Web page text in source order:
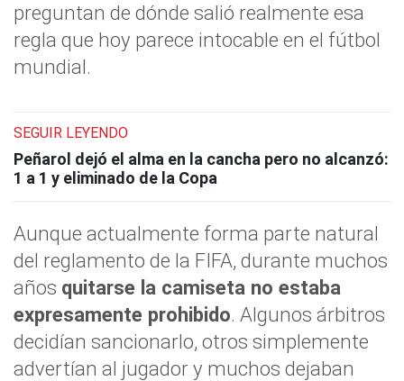
preguntan de dónde salió realmente esa
regla que hoy parece intocable en el fútbol
mundial.
SEGUIR LEYENDO
Peñarol dejó el alma en la cancha pero no alcanzó:
1 a 1 y eliminado de la Copa
Aunque actualmente forma parte natural
del reglamento de la FIFA, durante muchos
años quitarse la camiseta no estaba
expresamente prohibido. Algunos árbitros
decidían sancionarlo, otros simplemente
advertían al jugador y muchos dejaban